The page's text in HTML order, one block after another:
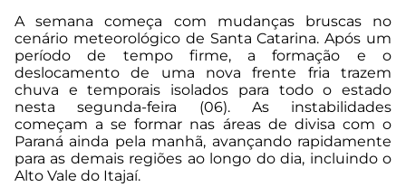
A semana começa com mudanças bruscas no
cenário meteorológico de Santa Catarina. Após um
período de tempo firme, a formação e o
deslocamento de uma nova frente fria trazem
chuva e temporais isolados para todo o estado
nesta segunda-feira (06). As instabilidades
começam a se formar nas áreas de divisa com o
Paraná ainda pela manhã, avançando rapidamente
para as demais regiões ao longo do dia, incluindo o
Alto Vale do Itajaí.